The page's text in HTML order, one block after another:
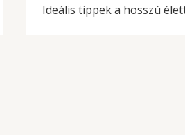
Ideális tippek a hosszú